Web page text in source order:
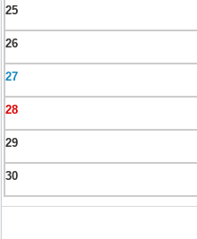
25
26
27
28
29
30